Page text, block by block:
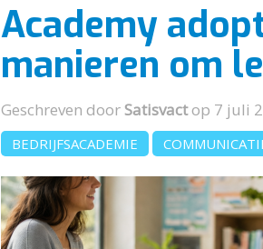
Academy
manieren om
Geschreven doorSatisvactop 7 juli
BEDRIJFSACADEMIE